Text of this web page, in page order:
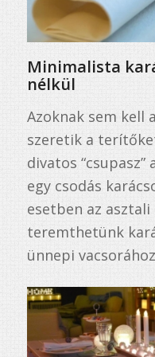
Minimalista
nélkül
Azoknak sem kell
szeretik a
divatos
egy csodás
esetben az
teremthetünk
ünnepi